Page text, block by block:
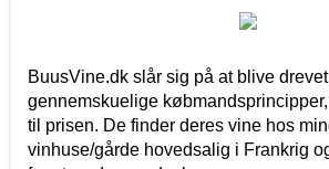
BuusVine.dk slår sig på at blive
gennemskuelige
til prisen. De finder deres vine hos
vinhuse/gårde hovedsalig i Frankrig